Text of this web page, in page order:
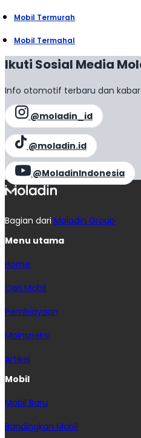
Mobil Termurah
Mobil Termahal
Ikuti Sosial Media
Info otomotif terbaru dan kabar
@moladin_id
@moladin.id
@MoladinIndonesia
Bagian dari Moladin Group
Menu utama
Home
Cari Mobil
Pembiayaan
MoInspeksi
Artikel
Mobil
Mobil Baru
Bandingkan Mobil